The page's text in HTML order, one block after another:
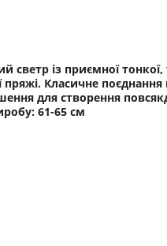
светр із приємної тонкої,
пряжі. Класичне поєднання
для створення
61-65 см